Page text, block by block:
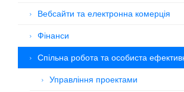
Вебсайти та електронна комерція
Фінанси
Спільна робота та особиста
Управління проектами